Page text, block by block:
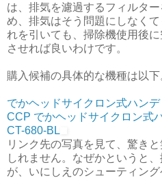
は、排気を濾過するフィルタ
め、排気はそう問題にしなく
れを引いても、掃除機使用後
させれば良いわけです。
購入候補の具体的な機種は以下
でかヘッドサイクロン式ハン
CCP でかヘッドサイクロン式
CT-680-BL
リンク先の写真を見て、驚き
しれません。なぜかというと
が、いにしえのシューティン